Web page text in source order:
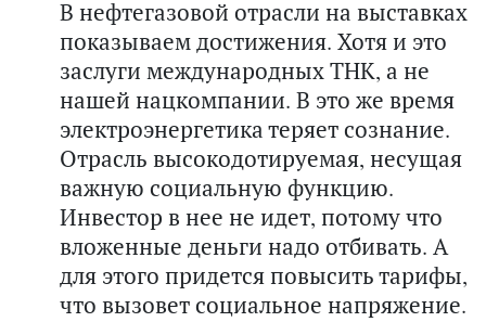
В нефтегазовой отрасли на выставках
показываем достижения. Хотя и это
заслуги международных ТНК, а не
нашей нацкомпании. В это же время
электроэнергетика теряет сознание.
Отрасль высокодотируемая, несущая
важную социальную функцию.
Инвестор в нее не идет, потому что
вложенные деньги надо отбивать. А
для этого придется повысить тарифы,
что вызовет социальное напряжение.